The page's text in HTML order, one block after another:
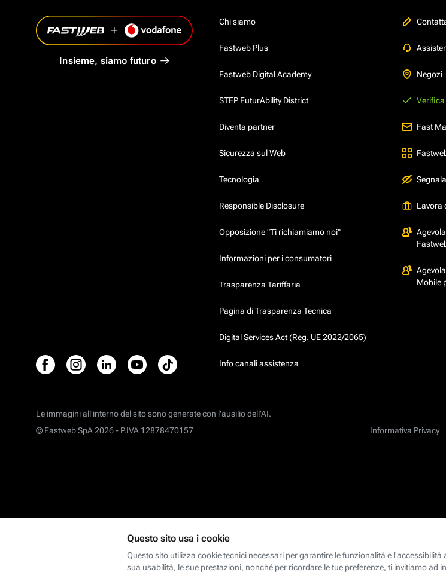
Insieme, siamo futuro
Chi siamo
Fastweb Plus
Fastweb Digital Academy
STEP FuturAbility District
Diventa partner
Sicurezza sul Web
Tecnologia
Responsible Disclosure
Opposizione "Ti richiamiamo noi"
Informazioni per i consumatori
Trasparenza Tariffaria
Pagina di Trasparenza Tecnica
Digital Services Act (Reg. UE 2022/2065)
Info canali assistenza
Negozi
Fast
Lavora
Mobile
Le immagini all’interno del sito sono generate con l'ausilio dell'AI.
Informativa Privacy
© Fastweb SpA 2026 - P.IVA 12878470157